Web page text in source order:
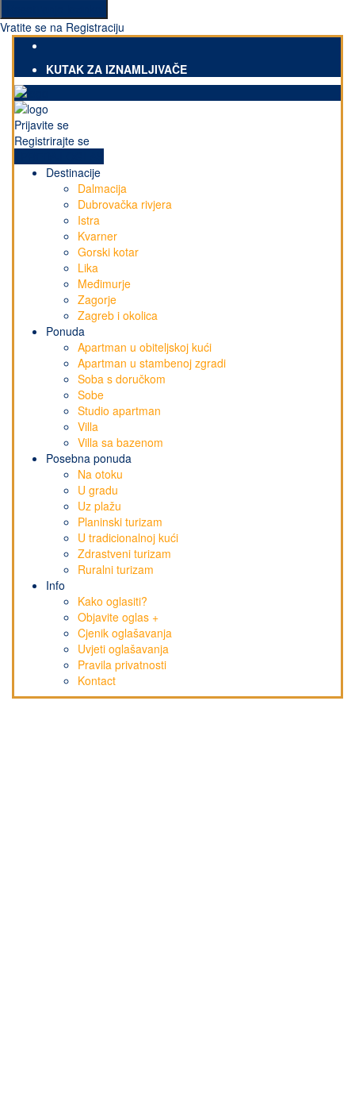
Vratite se na Registraciju
KUTAK ZA IZNAMLJIVAČE
Prijavite se
Registrirajte se
Destinacije
Dalmacija
Dubrovačka rivjera
Istra
Kvarner
Gorski kotar
Lika
Međimurje
Zagorje
Zagreb i okolica
Ponuda
Apartman u obiteljskoj kući
Apartman u stambenoj zgradi
Soba s doručkom
Sobe
Studio apartman
Villa
Villa sa bazenom
Posebna ponuda
Na otoku
U gradu
Uz plažu
Planinski turizam
U tradicionalnoj kući
Zdrastveni turizam
Ruralni turizam
Info
Kako oglasiti?
Objavite oglas +
Cjenik oglašavanja
Uvjeti oglašavanja
Pravila privatnosti
Kontact